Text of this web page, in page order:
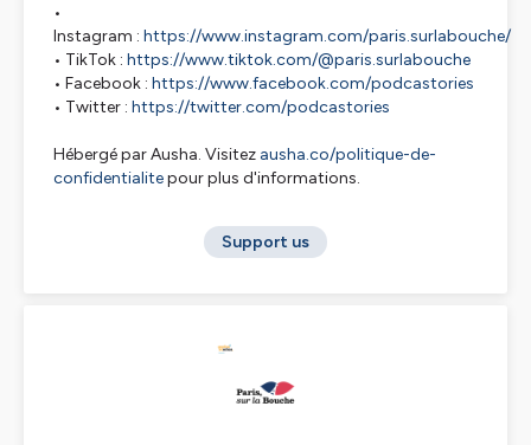
•
Instagram : https://www.instagram.com/paris.surlabouche/
• TikTok : https://www.tiktok.com/@paris.surlabouche
• Facebook : https://www.facebook.com/podcastories
• Twitter : https://twitter.com/podcastories
Hébergé par Ausha. Visitez ausha.co/politique-de-
confidentialitepour plus d'informations.
Support us